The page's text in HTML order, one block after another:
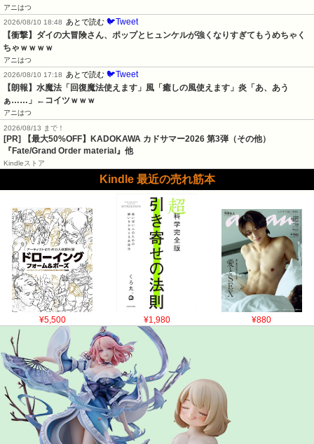
アニはつ
2026/08/10 18:48
あとで読む 🐦Tweet
【衝撃】ダイの大冒険さん、ポップとヒュンケルが強くなりすぎてもうめちゃく
ちゃｗｗｗｗ
アニはつ
2026/08/10 17:18
あとで読む 🐦Tweet
【朗報】水魔法「回復魔法使えます」風「癒しの風使えます」炎「あ、あう
ぁ……」←コイツｗｗｗ
アニはつ
2026/08/13 まで！
[PR]
【最大50%OFF】KADOKAWA カドサマー2026 第3弾（その他）
『Fate/Grand Order material』他
Kindleストア
Kindle 最近の売れ筋本
¥5,500 ¥1,980 ¥880